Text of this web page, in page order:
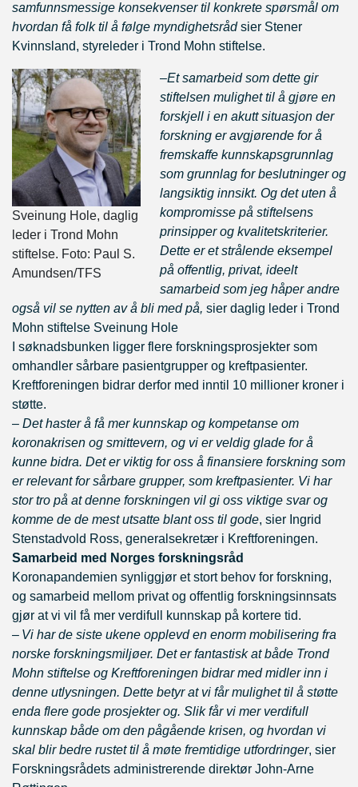
samfunnsmessige konsekvenser til konkrete spørsmål om
hvordan få folk til å følge myndighetsrådsier Stener
Kvinnsland, styreleder i Trond Mohn stiftelse.
Sveinung Hole, daglig
leder i Trond Mohn
stiftelse. Foto: Paul S.
Amundsen/TFS
–Et samarbeid som dette gir
stiftelsen mulighet til å gjøre en
forskjell i en akutt situasjon der
forskning er avgjørende for å
fremskaffe kunnskapsgrunnlag
som grunnlag for beslutninger og
langsiktig innsikt. Og det uten å
kompromisse på stiftelsens
prinsipper og kvalitetskriterier.
Dette er et strålende eksempel
på offentlig, privat, ideelt
samarbeid som jeg håper andre
også vil se nytten av å bli med på, sier daglig leder i Trond
Mohn stiftelse Sveinung Hole
I søknadsbunken ligger flere forskningsprosjekter som
omhandler sårbare pasientgrupper og kreftpasienter.
Kreftforeningen bidrar derfor med inntil 10 millioner kroner i
støtte.
– Det haster å få mer kunnskap og kompetanse om
koronakrisen og smittevern, og vi er veldig glade for å
kunne bidra. Det er viktig for oss å finansiere forskning som
er relevant for sårbare grupper, som kreftpasienter. Vi har
stor tro på at denne forskningen vil gi oss viktige svar og
komme de de mest utsatte blant oss til gode, sier Ingrid
Stenstadvold Ross, generalsekretær i Kreftforeningen.
Samarbeid med Norges forskningsråd
Koronapandemien synliggjør et stort behov for forskning,
og samarbeid mellom privat og offentlig forskningsinnsats
gjør at vi vil få mer verdifull kunnskap på kortere tid.
– Vi har de siste ukene opplevd en enorm mobilisering fra
norske forskningsmiljøer. Det er fantastisk at både Trond
Mohn stiftelse og Kreftforeningen bidrar med midler inn i
denne utlysningen. Dette betyr at vi får mulighet til å støtte
enda flere gode prosjekter og. Slik får vi mer verdifull
kunnskap både om den pågående krisen, og hvordan vi
skal blir bedre rustet til å møte fremtidige utfordringer, sier
Forskningsrådets administrerende direktør John-Arne